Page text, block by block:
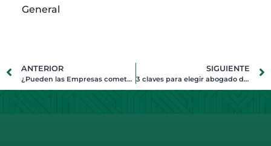
General
ANTERIOR
¿Pueden las Empresas cometer DELITOS? Si, veamos cómo.
SIGUIENTE
3 claves para elegir abogado de cláusula suelo en Sevilla